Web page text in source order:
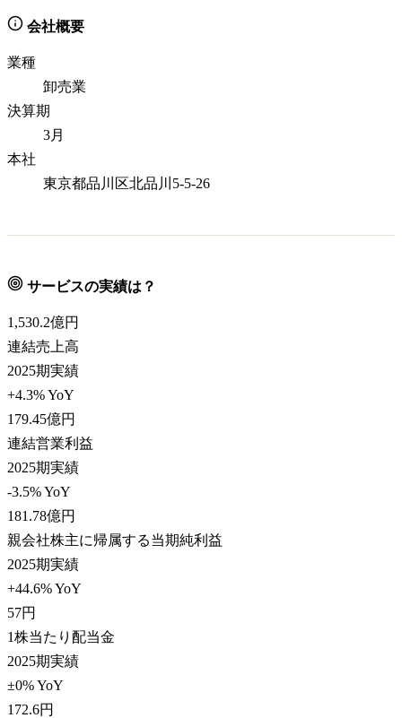
会社概要
業種
卸売業
決算期
3月
本社
東京都品川区北品川5-5-26
サービスの実績は？
1,530.2億円
連結売上高
2025期実績
+4.3% YoY
179.45億円
連結営業利益
2025期実績
-3.5% YoY
181.78億円
親会社株主に帰属する当期純利益
2025期実績
+44.6% YoY
57円
1株当たり配当金
2025期実績
±0% YoY
172.6円